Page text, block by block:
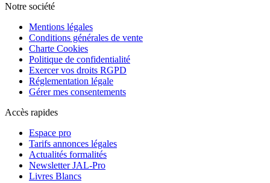
Notre société
Mentions légales
Conditions générales de vente
Charte Cookies
Politique de confidentialité
Exercer vos droits RGPD
Réglementation légale
Gérer mes consentements
Accès rapides
Espace pro
Tarifs annonces légales
Actualités formalités
Newsletter JAL-Pro
Livres Blancs